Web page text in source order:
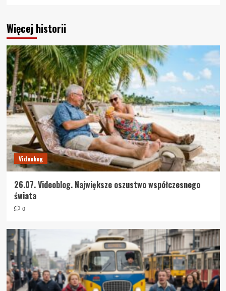
Więcej historii
Videobog
26.07. Videoblog. Największe oszustwo współczesnego
świata
0